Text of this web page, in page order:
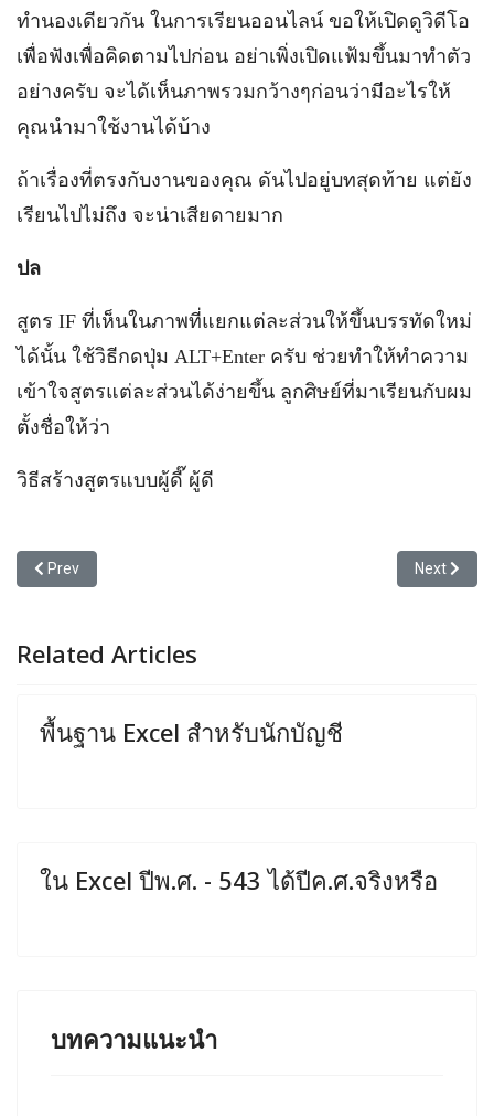
ทำนองเดียวกัน ในการเรียนออนไลน์ ขอให้เปิดดูวิดีโอ
เพื่อฟังเพื่อคิดตามไปก่อน อย่าเพิ่งเปิดแฟ้มขึ้นมาทำตัว
อย่างครับ จะได้เห็นภาพรวมกว้างๆก่อนว่ามีอะไรให้
คุณนำมาใช้งานได้บ้าง
ถ้าเรื่องที่ตรงกับงานของคุณ ดันไปอยู่บทสุดท้าย แต่ยัง
เรียนไปไม่ถึง จะน่าเสียดายมาก
ปล
สูตร IF ที่เห็นในภาพที่แยกแต่ละส่วนให้ขึ้นบรรทัดใหม่
ได้นั้น ใช้วิธีกดปุ่ม ALT+Enter ครับ ช่วยทำให้ทำความ
เข้าใจสูตรแต่ละส่วนได้ง่ายขึ้น ลูกศิษย์ที่มาเรียนกับผม
ตั้งชื่อให้ว่า
วิธีสร้างสูตรแบบผู้ดี๊ ผู้ดี
Previous article: วิธีกรอกตัวเลข %
Prev Next
Next
Related Articles
พื้นฐาน Excel สำหรับนักบัญชี
ใน Excel ปีพ.ศ. - 543 ได้ปีค.ศ.จริงหรือ
บทความแนะนำ